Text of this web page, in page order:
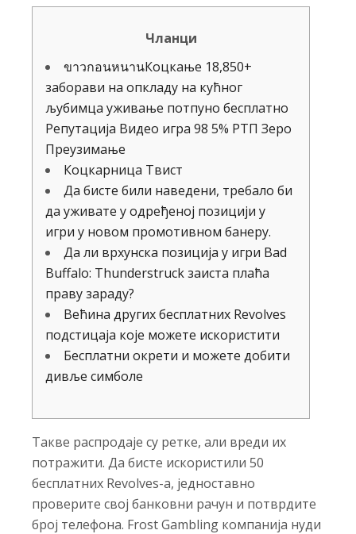
Чланци
ขาวกอนหนานКоцкање 18,850+
заборави на опкладу на кућног
љубимца уживање потпуно бесплатно
Репутација Видео игра 98 5% РТП Зеро
Преузимање
Коцкарница Твист
Да бисте били наведени, требало би
да уживате у одређеној позицији у
игри у новом промотивном банеру.
Да ли врхунска позиција у игри Bad
Buffalo: Thunderstruck заиста плаћа
праву зараду?
Већина других бесплатних Revolves
подстицаја које можете искористити
Бесплатни окрети и можете добити
дивље симболе
Такве распродаје су ретке, али вреди их
потражити. Да бисте искористили 50
бесплатних Revolves-а, једноставно
проверите свој банковни рачун и потврдите
број телефона. Frost Gambling компанија нуди